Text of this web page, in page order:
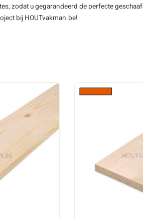
Vuren latten
Vuren lat - onbehandeld
Vuren lat - fijnbezaagd
Vuren ventilatielatten
Alle vurenhout latten
zodat u gegarandeerd de perfecte
bij HOUTvakman.be!